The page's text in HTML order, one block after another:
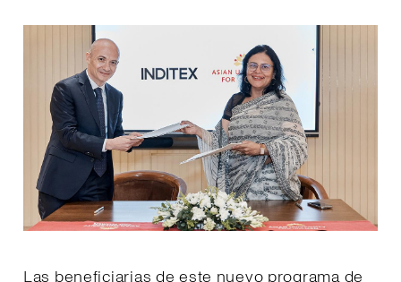
Las beneficiarias de este nuevo programa de